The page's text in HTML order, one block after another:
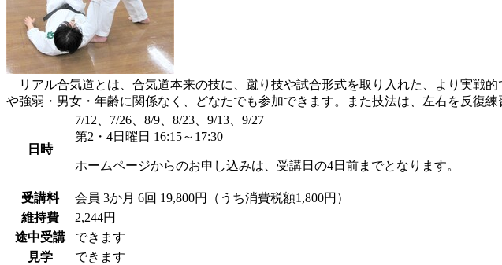
リアル合気道とは、合気道本来の技に、蹴り技や試合形式を取り入れた、より実戦
や強弱・男女・年齢に関係なく、どなたでも参加できます。また技法は、左右を反復
日時
7/12、7/26、8/9、8/23、9/13、9/27
第2・4日曜日 16:15～17:30
ホームページからのお申し込みは、受講日の4日前までとなります。
受講料 会員 3か月 6回 19,800円（うち消費税額1,800円）
維持費
2,244円
途中受講
できます
見学
できます